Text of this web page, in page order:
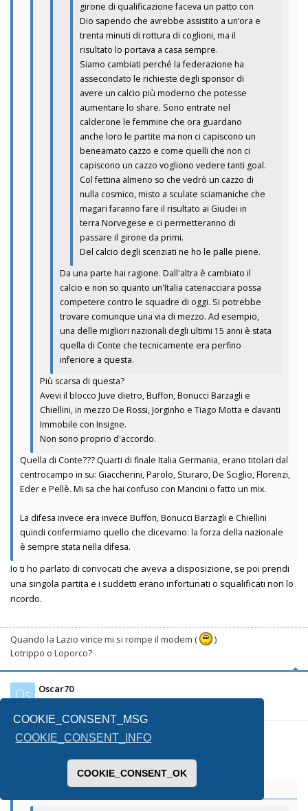
COOKIE_CONSENT_MSG
COOKIE_CONSENT_INFO
COOKIE_CONSENT_OK
girone di qualificazione faceva un patto con
Dio sapendo che avrebbe assistito a un’ora e
trenta minuti di rottura di coglioni, ma il
risultato lo portava a casa sempre.
Siamo cambiati perché la federazione ha
assecondato le richieste degli sponsor di
avere un calcio più moderno che potesse
aumentare lo share. Sono entrate nel
calderone le femmine che ora guardano
anche loro le partite ma non ci capiscono un
beneamato cazzo e come quelli che non ci
capiscono un cazzo vogliono vedere tanti goal.
Col fettina almeno so che vedrò un cazzo di
nulla cosmico, misto a sculate sciamaniche che
magari faranno fare il risultato ai Giudei in
terra Norvegese e ci permetteranno di
passare il girone da primi.
Del calcio degli scenziati ne ho le palle piene.
Da una parte hai ragione. Dall'altra è cambiato il
calcio e non so quanto un'Italia catenacciara possa
competere contro le squadre di oggi. Si potrebbe
trovare comunque una via di mezzo. Ad esempio,
una delle migliori nazionali degli ultimi 15 anni è stata
quella di Conte che tecnicamente era perfino
inferiore a questa.
Più scarsa di questa?
Avevi il blocco Juve dietro, Buffon, Bonucci Barzagli e
Chiellini, in mezzo De Rossi, Jorginho e Tiago Motta e davanti
Immobile con Insigne.
Non sono proprio d'accordo.
Quella di Conte??? Quarti di finale Italia Germania, erano titolari dal
centrocampo in su: Giaccherini, Parolo, Sturaro, De Sciglio, Florenzi,
Eder e Pellè. Mi sa che hai confuso con Mancini o fatto un mix.
La difesa invece era invece Buffon, Bonucci Barzagli e Chiellini
quindi confermiamo quello che dicevamo: la forza della nazionale
è sempre stata nella difesa.
Io ti ho parlato di convocati che aveva a disposizione, se poi prendi
una singola partita e i suddetti erano infortunati o squalificati non lo
ricordo.
Quando la Lazio vince mi si rompe il modem (
)
Lotrippo o Loporco?
Os Oscar70
10/06/2025, 10:19
Il Sigaroha scritto:↑